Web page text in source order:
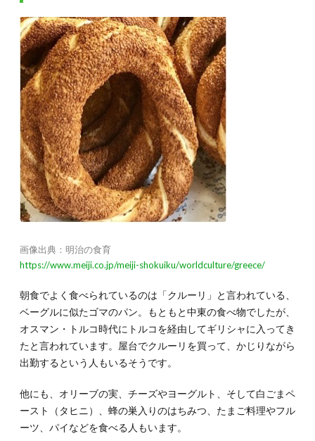
画像出典：明治の食育
https://www.meiji.co.jp/meiji-shokuiku/worldculture/greece/
朝食でよく食べられているのは「クルーリ」と言われている、
ベーグルに似たゴマのパン。もともと中東の食べ物でしたが、
オスマン・トルコ時代にトルコを経由してギリシャに入ってき
たと言われています。屋台でクルーリを買って、かじりながら
出勤するという人もいるそうです。
他にも、オリーブの実、チーズやヨーグルト、そして白ごまペ
ースト（タヒニ）、蜂の巣入りのはちみつ、たまご料理やフル
ーツ、パイなどを食べる人もいます。